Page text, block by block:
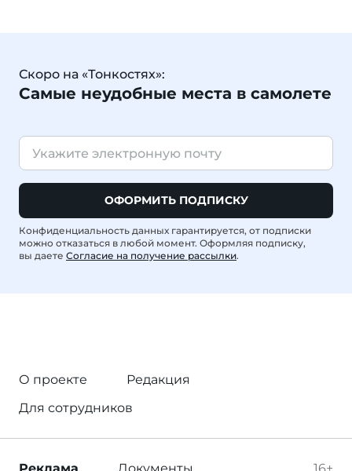
Скоро на «Тонкостях»:
Самые неудобные места в самолете
ОФОРМИТЬ ПОДПИСКУ
Конфиденциальность данных гарантируется, от подписки
можно отказаться в любой момент. Оформляя подписку,
вы даете Согласие на получение рассылки.
О проекте
Редакция
Для сотрудников